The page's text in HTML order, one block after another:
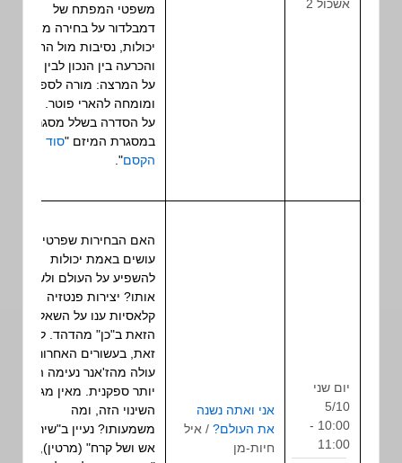
משפטי המפתח של
דמבלדור על בחירה מול
יכולות, נסיבות מול החלטות
והכרעה בין הנכון לבין הקל.
על המרצה: מורה לספרות
ומומחה להארי פוטר. מרצה
על הסדרה בשלל מסגרות
במסגרת המיזם " סוד
אני ואתה נשנה
את העולם? / איל
חיות-מן
האם הבחירות שפרטים
עושים באמת יכולות
להשפיע על העולם ולשנות
אותו? יצירות פנטזיה
קלאסיות ענו על השאלה
הזאת ב"כן" מהדהד. לעומת
זאת, בעשורים האחרונים
עולה מהז'אנר נעימה הרבה
יותר ספקנית. מאין מגיע
השינוי הזה, ומה
משמעותו? נעיין ב"שיר של
אש ושל קרח" (מרטין),